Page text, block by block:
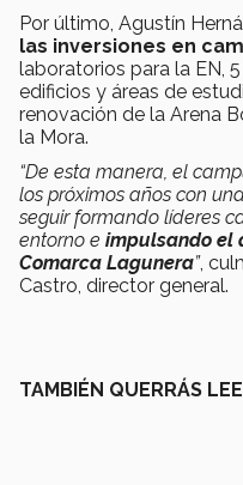
Por último, Agustín
las inversiones en
laboratorios para la EN,
edificios y áreas de
renovación de la Arena
la Mora.
“De esta manera, el
los próximos años con
seguir formando líderes
entorno e impulsando el
Comarca Lagunera”,
Castro, director general.
TAMBIÉN QUERRÁS